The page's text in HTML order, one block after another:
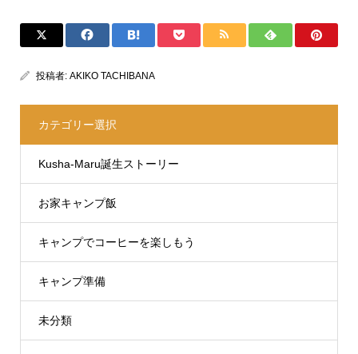
投稿者: AKIKO TACHIBANA
カテゴリー選択
Kusha-Maru誕生ストーリー
お家キャンプ飯
キャンプでコーヒーを楽しもう
キャンプ準備
未分類